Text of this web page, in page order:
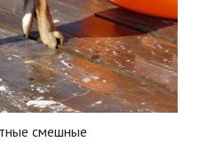
смешные